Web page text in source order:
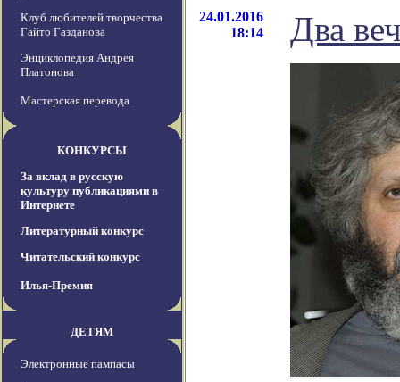
Клуб любителей творчества
Гайто Газданова
Энциклопедия Андрея
Платонова
Мастерская перевода
КОНКУРСЫ
За вклад в русскую
культуру публикациями в
Интернете
Литературный конкурс
Читательский конкурс
Илья-Премия
ДЕТЯМ
Электронные пампасы
24.01.2016
18:14
Два